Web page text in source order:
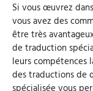
Si vous œuvrez
vous avez des
être très
de traduction
leurs compétences
des traductions de